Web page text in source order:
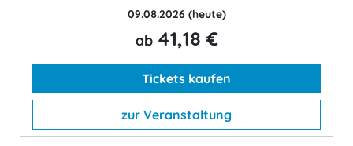
09.08.2026 (heute)
ab 41,18 €
Tickets kaufen
zur Veranstaltung